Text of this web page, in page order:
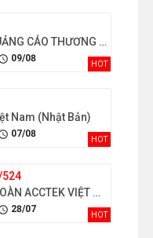
CÔNG TY CỔ PHẦN QUẢNG CÁO THƯƠNG MẠI ĐỒNG XANH
09/08
HOT
Nam (Nhật Bản)
07/08
HOT
524
CÔNG TY TNHH TẬP ĐOÀN ACCTEK VIỆT NAM
28/07
HOT